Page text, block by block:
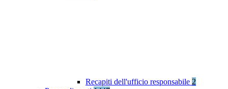
Recapiti dell'ufficio responsabile 2